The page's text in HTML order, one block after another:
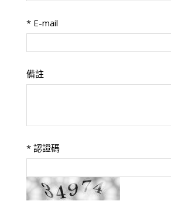
* E-mail
備註
* 認證碼